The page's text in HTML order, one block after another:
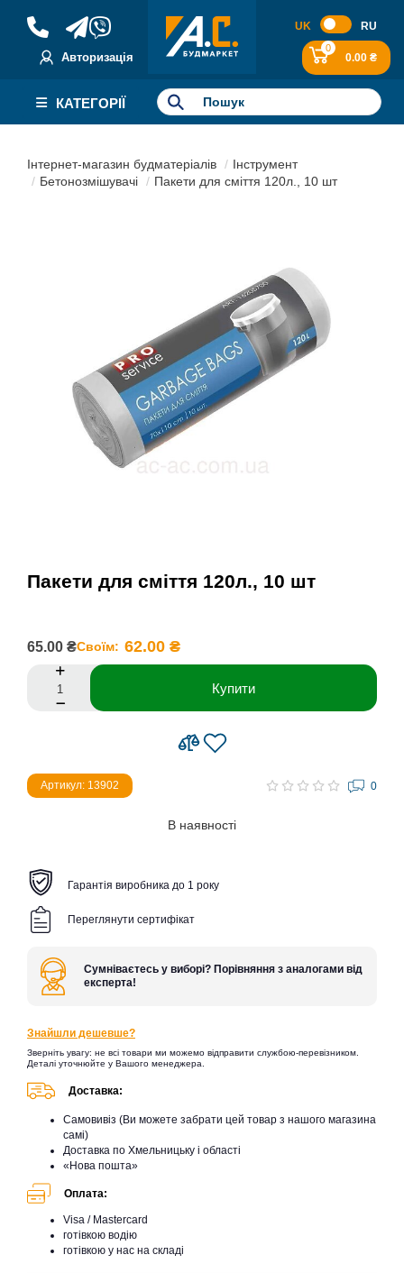
Авторизація
UK RU
0
0.00 ₴
КАТЕГОРІЇ
Інтернет-магазин будматеріалів
Інструмент
Бетонозмішувачі
Пакети для сміття 120л., 10 шт
Пакети для сміття 120л., 10 шт
65.00 ₴Своїм: 62.00 ₴
Купити
Артикул: 13902 0
В наявності
Гарантія виробника до 1 року
Переглянути сертифікат
Сумніваєтесь у виборі? Порівняння з аналогами від
експерта!
Знайшли дешевше?
Зверніть увагу: не всі товари ми можемо відправити службою-перевізником.
Деталі уточнюйте у Вашого менеджера.
Доставка:
Самовивіз (Ви можете забрати цей товар з нашого магазина
самі)
Доставка по Хмельницьку і області
«Нова пошта»
Оплата:
Visa / Mastercard
готівкою водію
готівкою у нас на складі